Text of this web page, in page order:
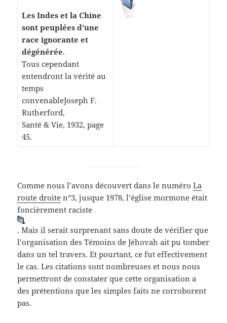
Les Indes et la Chine
sont peuplées d’une
race ignorante et
dégénérée.
Tous cependant
entendront la vérité au
temps
convenableJoseph F.
Rutherford,
Santé & Vie, 1932, page
45.
Comme nous l’avons découvert dans le numéroLa
route droite n°3, jusque 1978, l’église mormone était
foncièrement raciste
. Mais il serait surprenant sans doute de vérifier que
l’organisation des Témoins de Jéhovah ait pu tomber
dans un tel travers. Et pourtant, ce fut effectivement
le cas. Les citations sont nombreuses et nous nous
permettront de constater que cette organisation a
des prétentions que les simples faits ne corroborent
pas.